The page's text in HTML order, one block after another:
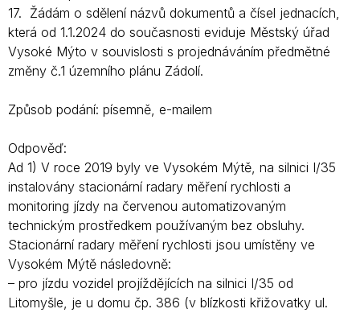
17. Žádám o sdělení názvů dokumentů a čísel jednacích,
která od 1.1.2024 do současnosti eviduje Městský úřad
Vysoké Mýto v souvislosti s projednáváním předmětné
změny č.1 územního plánu Zádolí.
Způsob podání: písemně, e-mailem
Odpověď:
Ad 1) V roce 2019 byly ve Vysokém Mýtě, na silnici I/35
instalovány stacionární radary měření rychlosti a
monitoring jízdy na červenou automatizovaným
technickým prostředkem používaným bez obsluhy.
Stacionární radary měření rychlosti jsou umístěny ve
Vysokém Mýtě následovně:
– pro jízdu vozidel projíždějících na silnici I/35 od
Litomyšle, je u domu čp. 386 (v blízkosti křižovatky ul.